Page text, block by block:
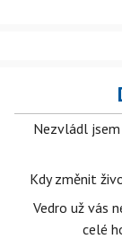
Nezvládl
Kdy změnit
Vedro už vás
celé